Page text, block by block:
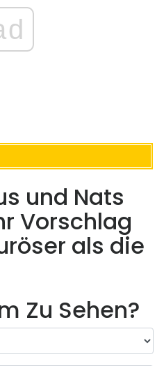
und Nats
Vorschlag
als die
Zu Sehen?